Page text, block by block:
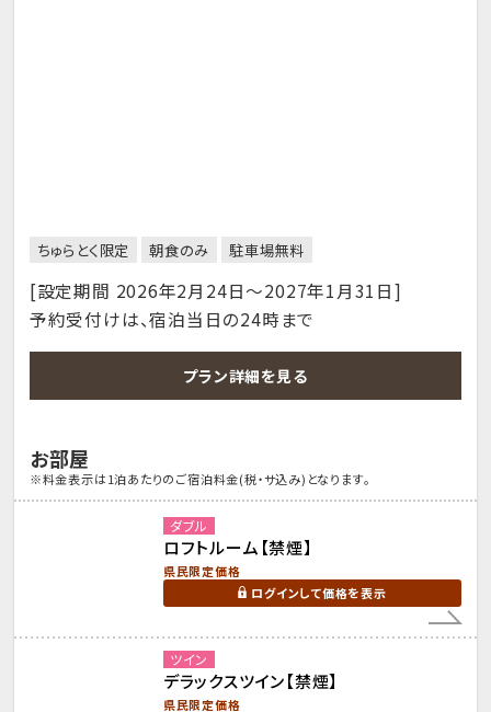
ちゅらとく限定 朝食のみ 駐車場無料
[設定期間 2026年2月24日～2027年1月31日]
予約受付けは、宿泊当日の24時まで
プラン詳細を見る
お部屋
※料金表示は1泊あたりのご宿泊料金(税・サ込み)となります。
ダブル
ロフトルーム【禁煙】
県民限定価格
ログインして価格を表示
ツイン
デラックスツイン【禁煙】
県民限定価格